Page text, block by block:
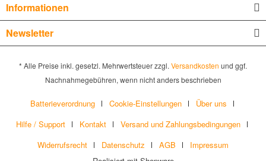
Informationen
Newsletter
* Alle Preise inkl. gesetzl. Mehrwertsteuer zzgl. Versandkosten und ggf.
Nachnahmegebühren, wenn nicht anders beschrieben
Batterieverordnung Cookie-Einstellungen
Über uns
Hilfe / Support
Kontakt
Versand und Zahlungsbedingungen
Widerrufsrecht
Datenschutz AGB
Impressum